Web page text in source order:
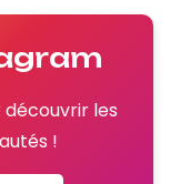
les
!